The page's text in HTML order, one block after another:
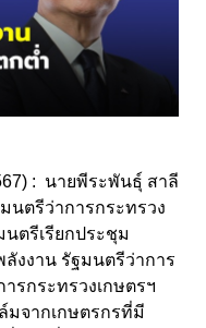
: นายพีระพันธุ์ สาลี
นตรีว่าการกระทรวง
ตรีเรียกประชุม
งงาน รัฐมนตรีว่าการ
รกระทรวงเกษตรฯ
มจากเกษตรกรที่มี